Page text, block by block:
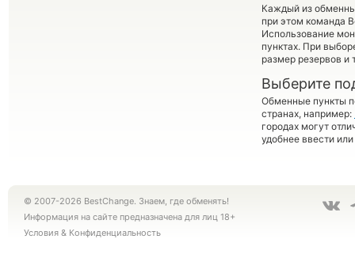
Каждый из
при этом команда
Использование
пунктах. При
размер резервов и
Выберите
Обменные пункты
странах, например:
городах могут
удобнее ввести
© 2007-2026 BestChange. Знаем, где обменять!
Информация на сайте предназначена для лиц 18+
Условия & Конфиденциальность